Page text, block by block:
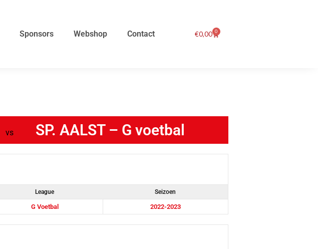
Sponsors Webshop Contact €0,00 0
Winkelwagen
vs SP. AALST – G voetbal
League Seizoen
G Voetbal 2022-2023